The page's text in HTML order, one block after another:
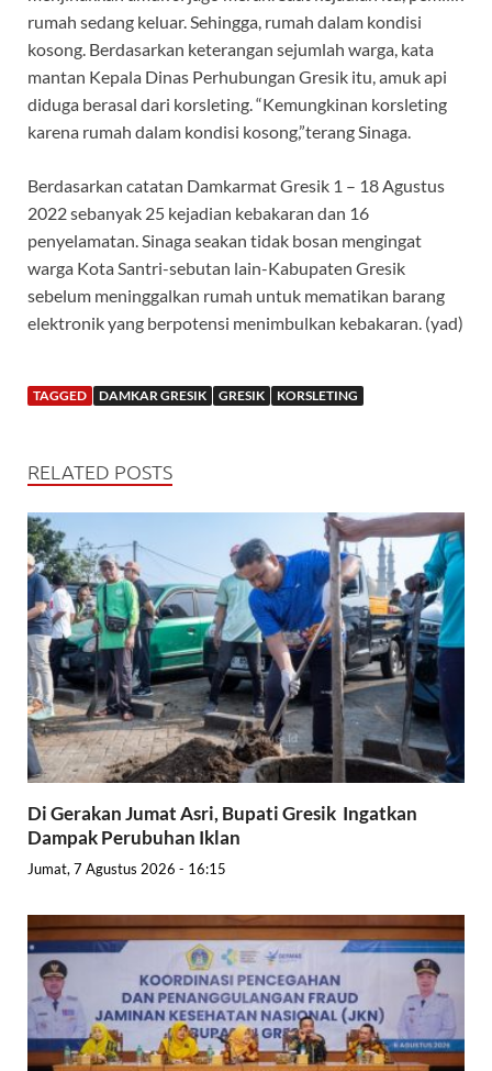
rumah sedang keluar. Sehingga, rumah dalam kondisi
kosong. Berdasarkan keterangan sejumlah warga, kata
mantan Kepala Dinas Perhubungan Gresik itu, amuk api
diduga berasal dari korsleting. “Kemungkinan korsleting
karena rumah dalam kondisi kosong,”terang Sinaga.
Berdasarkan catatan Damkarmat Gresik 1 – 18 Agustus
2022 sebanyak 25 kejadian kebakaran dan 16
penyelamatan. Sinaga seakan tidak bosan mengingat
warga Kota Santri-sebutan lain-Kabupaten Gresik
sebelum meninggalkan rumah untuk mematikan barang
elektronik yang berpotensi menimbulkan kebakaran. (yad)
TAGGED DAMKAR GRESIK GRESIK KORSLETING
RELATED POSTS
Di Gerakan Jumat Asri, Bupati Gresik Ingatkan
Dampak Perubuhan Iklan
Jumat, 7 Agustus 2026 - 16:15